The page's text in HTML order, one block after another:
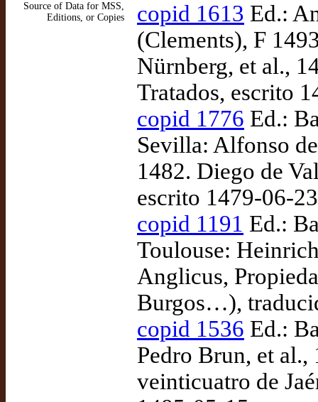
Source of Data for MSS,
Editions, or Copies
copid 1613 Ed.:
(Clements), F
Nürnberg, et al.,
Tratados, escrito
copid 1776 Ed.:
Sevilla: Alfonso
1482. Diego de
escrito 1479-06-
copid 1191 Ed.:
Toulouse:
Anglicus,
Burgos…),
copid 1536 Ed.:
Pedro Brun, et
veinticuatro de